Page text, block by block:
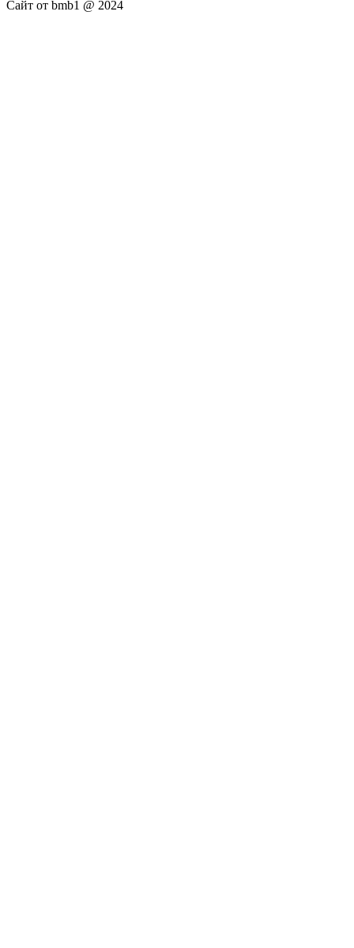
Сайт от bmb1 @ 2024